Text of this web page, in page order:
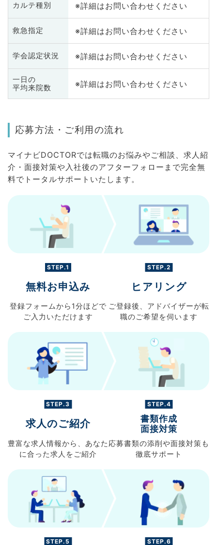
カルテ種別 ※詳細はお問い合わせください
救急指定 ※詳細はお問い合わせください
学会認定状況 ※詳細はお問い合わせください
一日の
平均来院数
※詳細はお問い合わせください
応募方法・ご利用の流れ
マイナビDOCTORでは転職のお悩みやご相談、求人紹
介・面接対策や入社後のアフターフォローまで完全無
料でトータルサポートいたします。
STEP.1
無料お申込み
登録フォームから 1分ほどで
ご入力 いただけます
STEP.2
ヒアリング
ご登録後、 アドバイザーが転
職のご希望を伺います
STEP.3
求人のご紹介
豊富な求人情報から、 あなた
に合った求人を ご紹介
STEP.4
書類作成
面接対策
応募書類の添削や面接対策も
徹底サポート
STEP.5 STEP.6